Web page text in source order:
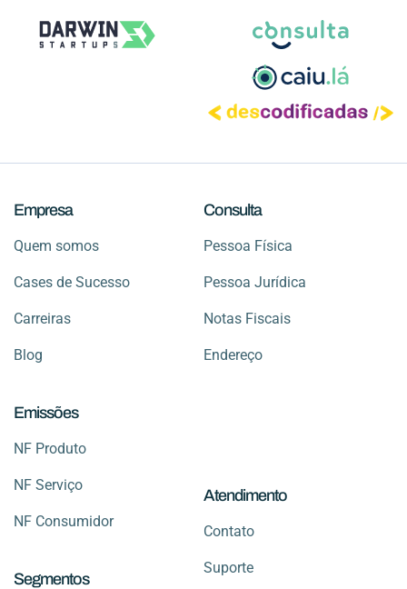
Empresa
Quem somos
Cases de Sucesso
Carreiras
Blog
Consulta
Pessoa Física
Pessoa Jurídica
Notas Fiscais
Endereço
Emissões
NF Produto
NF Serviço
NF Consumidor
Atendimento
Contato
Suporte
Segmentos